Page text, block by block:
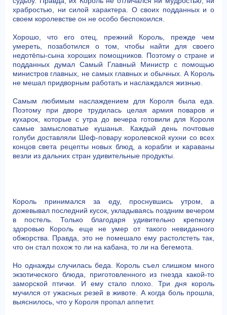
храбростью, ни силой характера. О своих подданных и о
своем королевстве он не особо беспокоился.
Хорошо, что его отец, прежний Король, прежде чем
умереть, позаботился о том, чтобы найти для своего
недотёпы-сына хороших помощников. Поэтому о стране и
подданных думал Самый Главный Министр с помощью
министров главных, не самых главных и обычных. А Король
не мешал придворным работать и наслаждался жизнью.
Самым любимым наслаждением для Короля была еда.
Поэтому при дворе трудилась целая армия поваров и
кухарок, которые с утра до вечера готовили для Короля
самые замысловатые кушанья. Каждый день почтовые
голуби доставляли Шеф-повару королевской кухни со всех
концов света рецепты новых блюд, а корабли и караваны
везли из дальних стран удивительные продукты.
Король принимался за еду, проснувшись утром, а
дожевывал последний кусок, укладываясь поздним вечером
в постель. Только благодаря удивительно крепкому
здоровью Король еще не умер от такого невиданного
обжорства. Правда, это не помешало ему растолстеть так,
что он стал похож то ли на кабана, то ли на бегемота.
Но однажды случилась беда. Король съел слишком много
экзотического блюда, приготовленного из гнезда какой-то
заморской птички. И ему стало плохо. Три дня король
мучился от ужасных резей в животе. А когда боль прошла,
выяснилось, что у Короля пропал аппетит.